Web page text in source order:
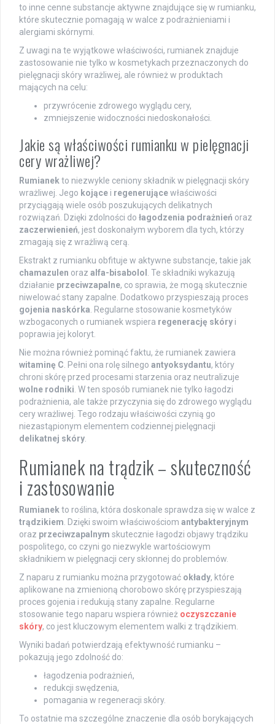
to inne cenne substancje aktywne znajdujące się w rumianku,
które skutecznie pomagają w walce z podrażnieniami i
alergiami skórnymi.
Z uwagi na te wyjątkowe właściwości, rumianek znajduje
zastosowanie nie tylko w kosmetykach przeznaczonych do
pielęgnacji skóry wrażliwej, ale również w produktach
mających na celu:
przywrócenie zdrowego wyglądu cery,
zmniejszenie widoczności niedoskonałości.
Jakie są właściwości rumianku w pielęgnacji
cery wrażliwej?
Rumianekto niezwykle ceniony składnik w pielęgnacji skóry
wrażliwej. Jego kojące i regenerującewłaściwości
przyciągają wiele osób poszukujących delikatnych
rozwiązań. Dzięki zdolności do łagodzenia podrażnień oraz
zaczerwienień, jest doskonałym wyborem dla tych, którzy
zmagają się z wrażliwą cerą.
Ekstrakt z rumianku obfituje w aktywne substancje, takie jak
chamazulen oraz alfa-bisabolol . Te składniki wykazują
działanie przeciwzapalne, co sprawia, że mogą skutecznie
niwelować stany zapalne. Dodatkowo przyspieszają proces
gojenia naskórka . Regularne stosowanie kosmetyków
wzbogaconych o rumianek wspiera regenerację skóry i
poprawia jej koloryt.
Nie można również pominąć faktu, że rumianek zawiera
witaminę C . Pełni ona rolę silnego antyoksydantu, który
chroni skórę przed procesami starzenia oraz neutralizuje
wolne rodniki . W ten sposób rumianek nie tylko łagodzi
podrażnienia, ale także przyczynia się do zdrowego wyglądu
cery wrażliwej. Tego rodzaju właściwości czynią go
niezastąpionym elementem codziennej pielęgnacji
delikatnej skóry
Rumianek na trądzik – skuteczność
i zastosowanie
Rumianekto roślina, która doskonale sprawdza się w walce z
trądzikiem . Dzięki swoim właściwościom antybakteryjnym
oraz przeciwzapalnym skutecznie łagodzi objawy trądziku
pospolitego, co czyni go niezwykle wartościowym
składnikiem w pielęgnacji cery skłonnej do problemów.
Z naparu z rumianku można przygotować okłady, które
aplikowane na zmienioną chorobowo skórę przyspieszają
proces gojenia i redukują stany zapalne. Regularne
stosowanie tego naparu wspiera również oczyszczanie
skóry, co jest kluczowym elementem walki z trądzikiem.
Wyniki badań potwierdzają efektywność rumianku –
pokazują jego zdolność do:
łagodzenia podrażnień,
redukcji swędzenia,
pomagania w regeneracji skóry.
To ostatnie ma szczególne znaczenie dla osób borykających